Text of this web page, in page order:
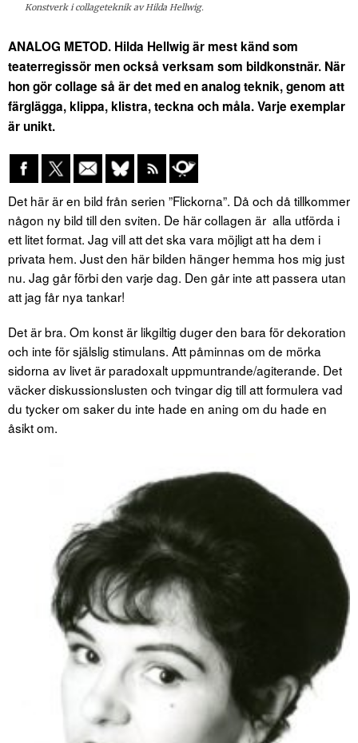
Konstverk i collageteknik av Hilda Hellwig.
ANALOG METOD. Hilda Hellwig är mest känd som
teaterregissör men också verksam som bildkonstnär. När
hon gör collage så är det med en analog teknik, genom att
färglägga, klippa, klistra, teckna och måla. Varje exemplar
är unikt.
Det här är en bild från serien ”Flickorna”. Då och då tillkommer
någon ny bild till den sviten. De här collagen är alla utförda i
ett litet format. Jag vill att det ska vara möjligt att ha dem i
privata hem. Just den här bilden hänger hemma hos mig just
nu. Jag går förbi den varje dag. Den går inte att passera utan
att jag får nya tankar!
Det är bra. Om konst är likgiltig duger den bara för dekoration
och inte för själslig stimulans. Att påminnas om de mörka
sidorna av livet är paradoxalt uppmuntrande/agiterande. Det
väcker diskussionslusten och tvingar dig till att formulera vad
du tycker om saker du inte hade en aning om du hade en
åsikt om.